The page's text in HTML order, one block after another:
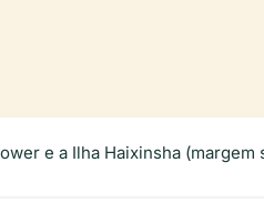
e a Ilha Haixinsha (margem